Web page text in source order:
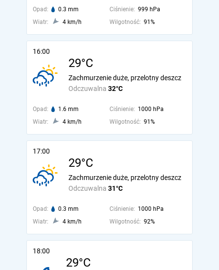
Opad: 0.3 mm Ciśnienie: 999 hPa
Wiatr:
4 km/h Wilgotność: 91%
16:00
29°C
Odczuwalna 32°C
Zachmurzenie duże, przelotny deszcz
Opad: 1.6 mm Ciśnienie: 1000 hPa
Wiatr:
4 km/h Wilgotność: 91%
17:00
29°C
Odczuwalna 31°C
Zachmurzenie duże, przelotny deszcz
Opad: 0.3 mm Ciśnienie: 1000 hPa
Wiatr:
4 km/h Wilgotność: 92%
18:00
29°C